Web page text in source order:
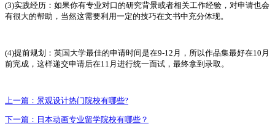
(3)实践经历：如果你有专业对口的研究背景或者相关工作经验，对申请也会
有很大的帮助，当然这需要利用一定的技巧在文书中充分体现。
(4)提前规划：英国大学最佳的申请时间是在9-12月，所以作品集最好在10月
前完成，这样递交申请后在11月进行统一面试，最终拿到录取。
上一篇： 景观设计热门院校有哪些?
下一篇： 日本动画专业留学院校有哪些？